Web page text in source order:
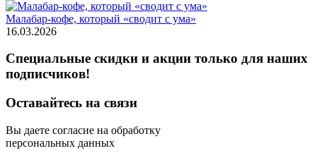
Малабар-кофе, который «сводит с ума»
16.03.2026
Специальные скидки и акции только для наших
подписчиков!
Оставайтесь на связи
Вы даете согласие на обработку
персональных данных